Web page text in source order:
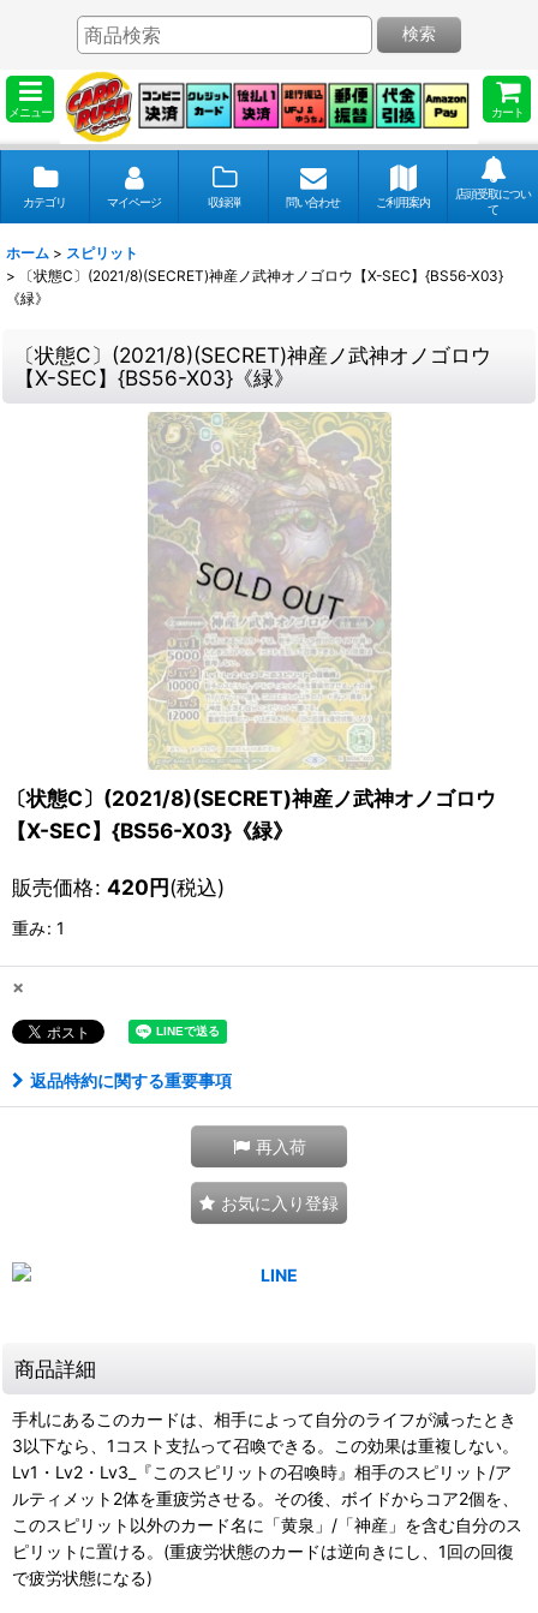
メニュー カート
検索
カテゴリ マイページ 収録弾 問い合わせ ご利用案内
店頭受取につい
て
ホーム > スピリット
>
〔状態C〕(2021/8)(SECRET)神産ノ武神オノゴロウ【X-SEC】{BS56-X03}
《緑》
〔状態C〕(2021/8)(SECRET)神産ノ武神オノゴロウ
【X-SEC】{BS56-X03}《緑》
〔状態C〕(2021/8)(SECRET)神産ノ武神オノゴロウ
【X-SEC】{BS56-X03}《緑》
販売価格: 420円(税込)
重み: 1
×
返品特約に関する重要事項
再入荷
お気に入り登録
商品詳細
手札にあるこのカードは、相手によって自分のライフが減ったとき
3以下なら、1コスト支払って召喚できる。この効果は重複しない。
Lv1・Lv2・Lv3_『このスピリットの召喚時』相手のスピリット/ア
ルティメット2体を重疲労させる。その後、ボイドからコア2個を、
このスピリット以外のカード名に「黄泉」/「神産」を含む自分のス
ピリットに置ける。(重疲労状態のカードは逆向きにし、1回の回復
で疲労状態になる)